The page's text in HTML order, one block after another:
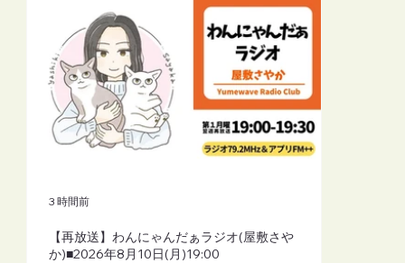
【再放送】わんにゃんだぁラジオ(屋敷さや
か)■2026年8月10日(月)19:00
3 時間前